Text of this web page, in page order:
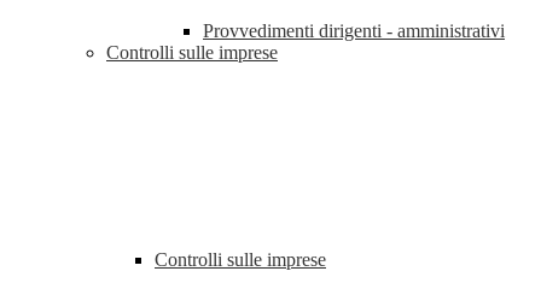
Provvedimenti dirigenti - amministrativi
Controlli sulle imprese
Controlli sulle imprese